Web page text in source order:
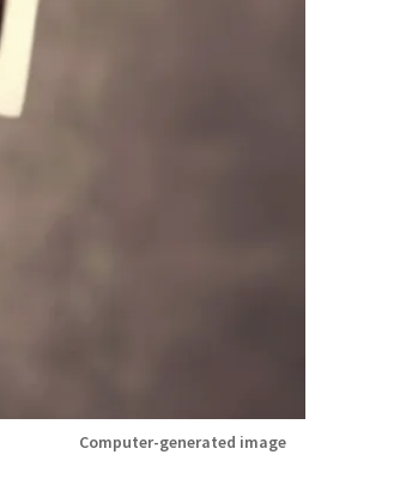
Computer-generated image